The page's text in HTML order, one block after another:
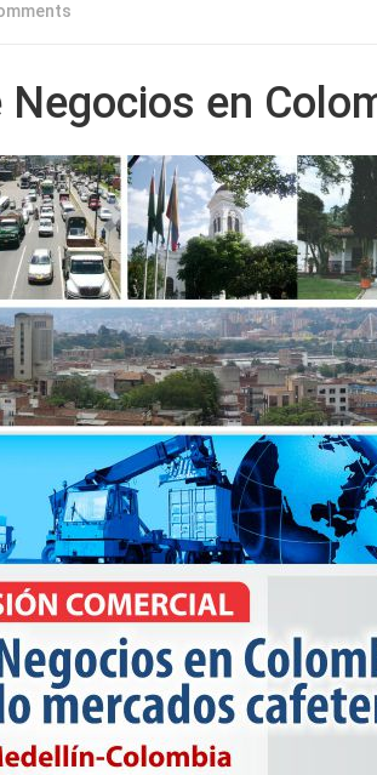
en